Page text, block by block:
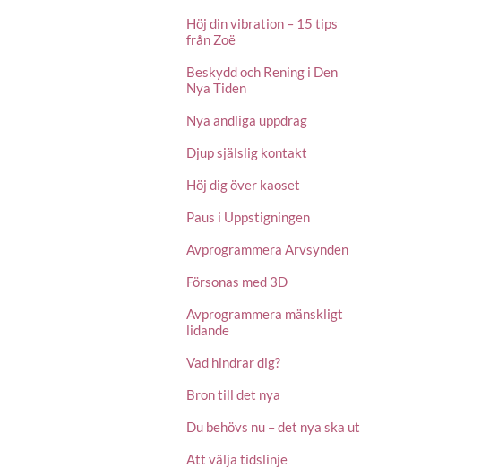
Höj din vibration – 15 tips
från Zoë
Beskydd och Rening i Den
Nya Tiden
Nya andliga uppdrag
Djup själslig kontakt
Höj dig över kaoset
Paus i Uppstigningen
Avprogrammera Arvsynden
Försonas med 3D
Avprogrammera mänskligt
lidande
Vad hindrar dig?
Bron till det nya
Du behövs nu – det nya ska ut
Att välja tidslinje